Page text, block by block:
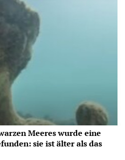
Meeres wurde eine
sie ist älter als das